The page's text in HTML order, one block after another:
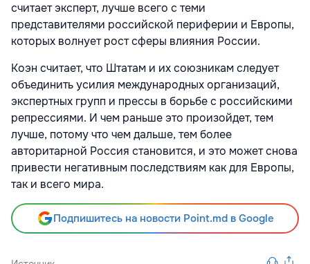
считает эксперт, лучше всего с теми
представителями российской периферии и Европы,
которых волнует рост сферы влияния России.
Коэн считает, что Штатам и их союзникам следует
объединить усилия международных организаций,
экспертных групп и прессы в борьбе с российскими
репрессиями. И чем раньше это произойдет, тем
лучше, потому что чем дальше, тем более
авторитарной Россия становится, и это может снова
привести негативным последствиям как для Европы,
так и всего мира.
Подпишитесь на новости Point.md в Google